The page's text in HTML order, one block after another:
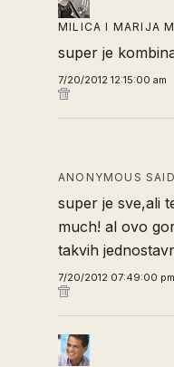
MILICA I MARIJA
super je
7/20/2012 12:15:00 am
ANONYMOUS
super je sve,ali
much! al ovo
takvih
7/20/2012 07:49:00 pm